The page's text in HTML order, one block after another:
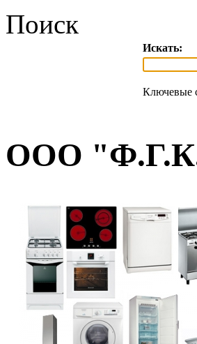
Поиск
Искать:
Ключевые
ООО